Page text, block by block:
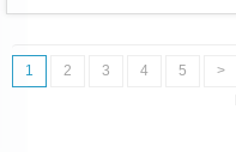
1 2 3 4 5 >